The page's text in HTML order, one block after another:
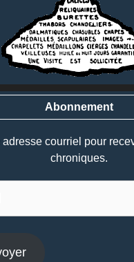
Abonnement
adresse courriel pour
chroniques.